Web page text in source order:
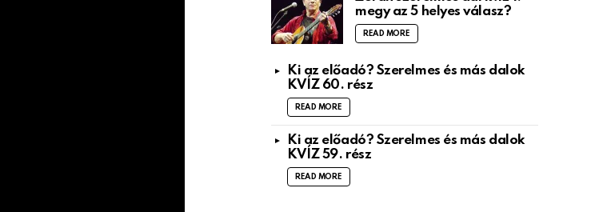
megy az 5 helyes válasz?
READ MORE
Ki az előadó? Szerelmes és más dalok
KVÍZ 60. rész
READ MORE
Ki az előadó? Szerelmes és más dalok
KVÍZ 59. rész
READ MORE